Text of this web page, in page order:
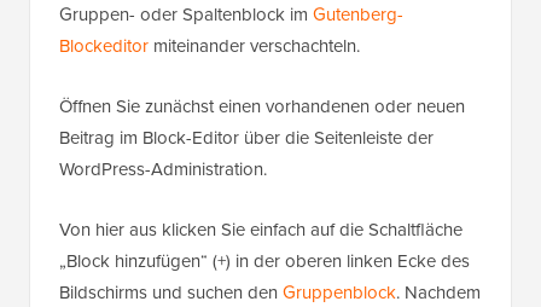
Gruppen- oder Spaltenblock im Gutenberg-
Blockeditor miteinander verschachteln.
Öffnen Sie zunächst einen vorhandenen oder neuen
Beitrag im Block-Editor über die Seitenleiste der
WordPress-Administration.
Von hier aus klicken Sie einfach auf die Schaltfläche
„Block hinzufügen“ (+) in der oberen linken Ecke des
Bildschirms und suchen den Gruppenblock. Nachdem